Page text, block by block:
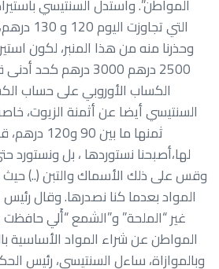
المواطن”. واستدل السنتيسي
التي
وحذرنا منه من هذا المنبر، لكون
2500 درهم 3000 درهم
الكساب الأوروبي على حساب
السنتيسي أيضا عن أثمنة الزيوت،
ثمنها ما
لها،أصبحنا نستوردها ، بل ونستورد
وقس على ذلك الأسماك والتبن (..)
المواد بعدما كنا نصدرها. وقال
غير “الملحة” و”الشمع “أَلي
المواطن عن شراء المواد الأساسية
وبالموازاة، ساءل السنتيسي، رئيس